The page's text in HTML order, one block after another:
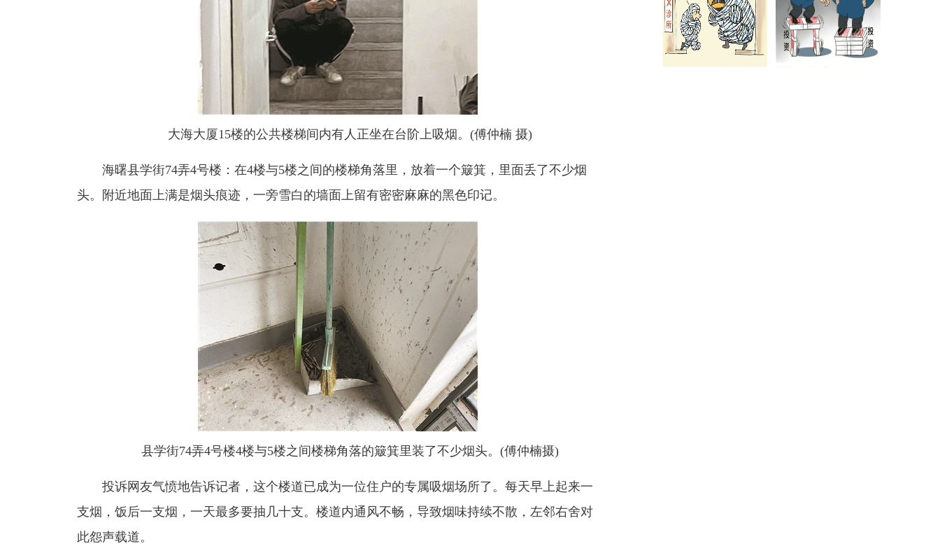
大海大厦15楼的公共楼梯间内有人正坐在台阶上吸烟。(傅仲楠 摄)
海曙县学街74弄4号楼：在4楼与5楼之间的楼梯角落里，放着一个簸箕，里面丢了不少烟
头。附近地面上满是烟头痕迹，一旁雪白的墙面上留有密密麻麻的黑色印记。
县学街74弄4号楼4楼与5楼之间楼梯角落的簸箕里装了不少烟头。(傅仲楠摄)
投诉网友气愤地告诉记者，这个楼道已成为一位住户的专属吸烟场所了。每天早上起来一
支烟，饭后一支烟，一天最多要抽几十支。楼道内通风不畅，导致烟味持续不散，左邻右舍对
此怨声载道。